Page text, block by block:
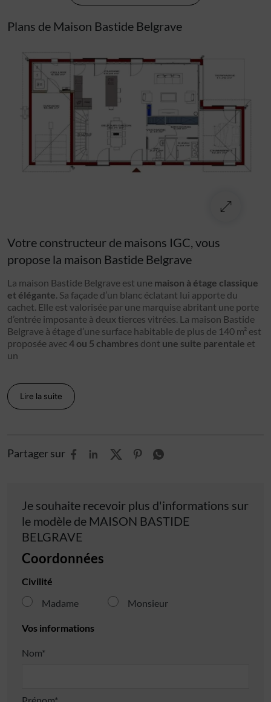
Plans de Maison Bastide Belgrave
Votre constructeur de maisons IGC, vous
propose la maison Bastide Belgrave
La maison Bastide Belgrave est une maison à étage classique
et élégante. Sa façade d’un blanc éclatant lui apporte du
cachet. Elle est valorisée par une marquise abritant une porte
d’entrée imposante à deux tierces vitrées. La maison Bastide
Belgrave à étage d’une surface habitable de plus de 140 m² est
proposée avec4 ou 5 chambres dont une suite parentale et
un
Lire la suite
Partager sur
Je souhaite recevoir plus d'informations sur
le modèle de MAISON BASTIDE
BELGRAVE
Coordonnées
Civilité
Madame
Monsieur
Vos informations
Nom*